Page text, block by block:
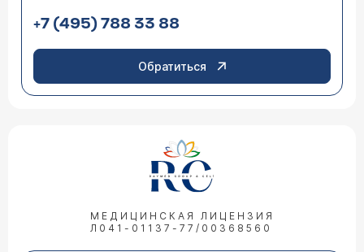
+7 (495) 788 33 88
Обратиться
МЕДИЦИНСКАЯ ЛИЦЕНЗИЯ
Л041-01137-77/00368560